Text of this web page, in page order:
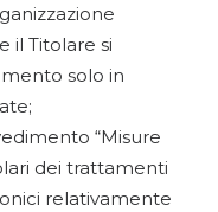
il Titolare si
solo in
“Misure
dei trattamenti
relativamente